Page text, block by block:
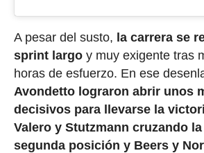
A pesar del susto, la carrera se
sprint largoy muy exigente tras
horas de esfuerzo. En ese
Avondetto lograron abrir unos
decisivos para llevarse la
Valero y Stutzmann cruzando la
segunda posición y Beers y